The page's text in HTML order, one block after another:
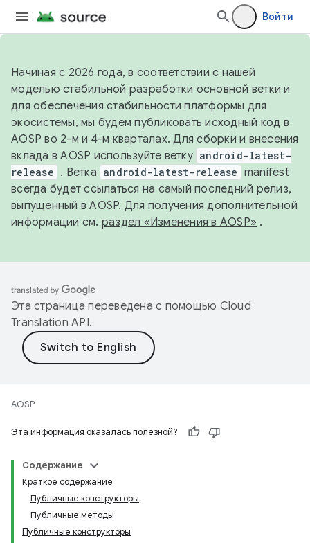
Войти
Начиная с 2026 года, в соответствии с нашей
моделью стабильной разработки основной ветки и
для обеспечения стабильности платформы для
экосистемы, мы будем публиковать исходный код в
AOSP во 2-м и 4-м кварталах. Для сборки и внесения
вклада в AOSP используйте ветку android-latest-
release . Ветка android-latest-release manifest
всегда будет ссылаться на самый последний релиз,
выпущенный в AOSP. Для получения дополнительной
информации см. раздел «Изменения в AOSP» .
Эта страница переведена с помощью Cloud
Translation API.
AOSP
Эта информация оказалась полезной?
Содержание
Краткое содержание
Публичные конструкторы
Публичные методы
Публичные конструкторы